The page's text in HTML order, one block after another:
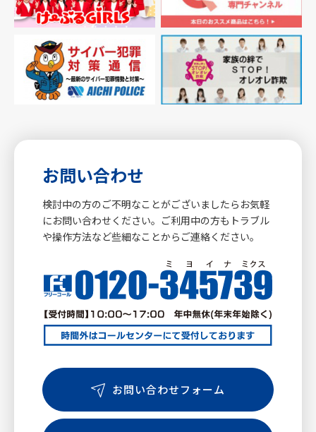
お問い合わせ
検討中の方のご不明なことがございましたらお気軽
にお問い合わせください。ご利用中の方もトラブル
や操作方法など些細なことからご連絡ください。
お問い合わせフォーム